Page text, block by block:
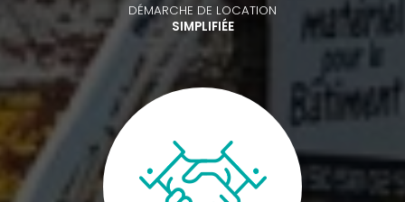
DÉMARCHE DE LOCATION
SIMPLIFIÉE